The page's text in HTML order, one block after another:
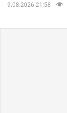
9.08.2026 21:58